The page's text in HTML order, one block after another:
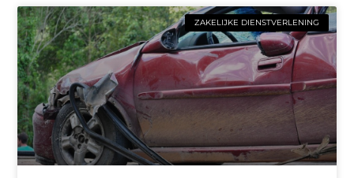
ZAKELIJKE DIENSTVERLENING